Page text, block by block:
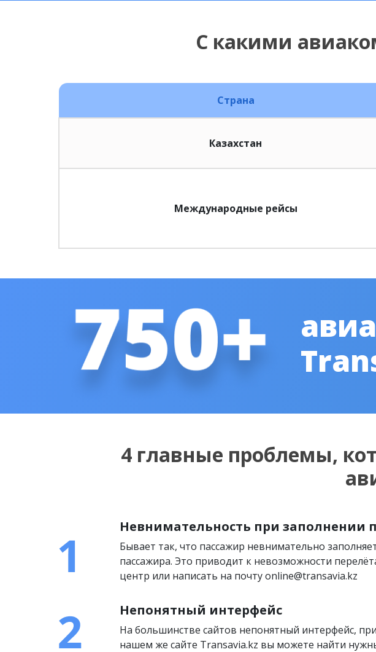
С какими
Страна
Казахстан
Международные рейсы
4 главные проблемы,
Невнимательность при заполнении
Бывает так, что пассажир невнимательно
пассажира. Это приводит к невозможности
центр или написать на почту online@transavia.kz
Непонятный интерфейс
На большинстве сайтов непонятный интерфейс,
нашем же сайте Transavia.kz вы можете найти